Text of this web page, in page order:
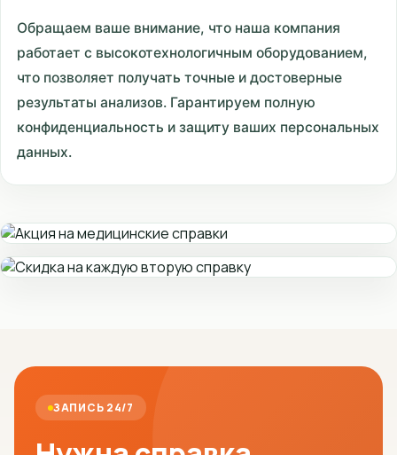
Обращаем ваше внимание, что наша компания
работает с высокотехнологичным оборудованием,
что позволяет получать точные и достоверные
результаты анализов. Гарантируем полную
конфиденциальность и защиту ваших персональных
данных.
ЗАПИСЬ 24/7